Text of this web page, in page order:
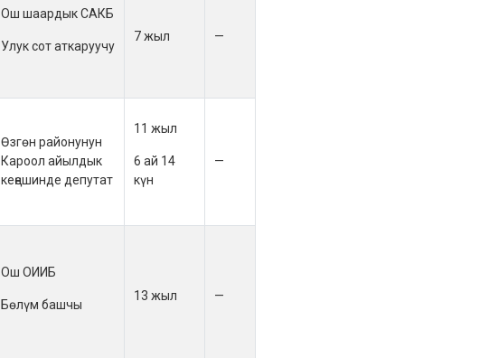
Ош шаардык САКБ
Улук сот аткаруучу
7 жыл —
Өзгөн районунун
Кароол айылдык
кеңешинде депутат
11 жыл
6 ай 14
күн
—
Ош ОИИБ
Бөлүм башчы
13 жыл —